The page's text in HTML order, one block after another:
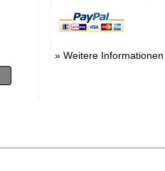
»Weitere Informationen